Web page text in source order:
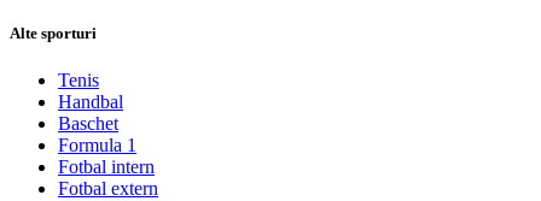
Alte sporturi
Tenis
Handbal
Baschet
Formula 1
Fotbal intern
Fotbal extern